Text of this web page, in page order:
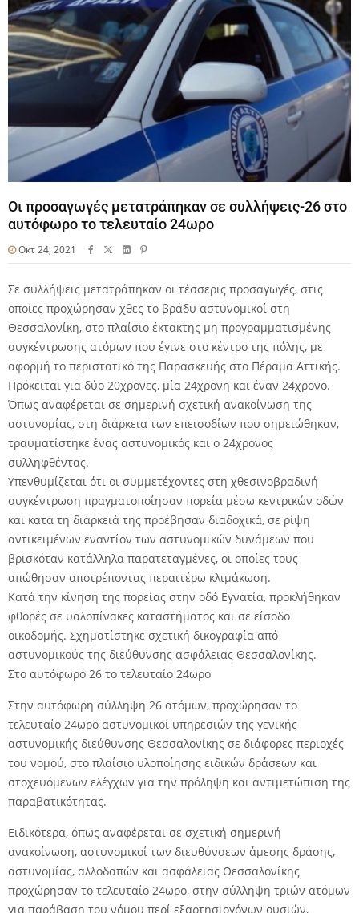
Οι προσαγωγές μετατράπηκαν σε συλλήψεις-26 στο
αυτόφωρο το τελευταίο 24ωρο
Οκτ 24, 2021
Σε συλλήψεις μετατράπηκαν οι τέσσερις προσαγωγές, στις
οποίες προχώρησαν χθες το βράδυ αστυνομικοί στη
Θεσσαλονίκη, στο πλαίσιο έκτακτης μη προγραμματισμένης
συγκέντρωσης ατόμων που έγινε στο κέντρο της πόλης, με
αφορμή το περιστατικό της Παρασκευής στο Πέραμα Αττικής.
Πρόκειται για δύο 20χρονες, μία 24χρονη και έναν 24χρονο.
Όπως αναφέρεται σε σημερινή σχετική ανακοίνωση της
αστυνομίας, στη διάρκεια των επεισοδίων που σημειώθηκαν,
τραυματίστηκε ένας αστυνομικός και ο 24χρονος
συλληφθέντας.
Υπενθυμίζεται ότι οι συμμετέχοντες στη χθεσινοβραδινή
συγκέντρωση πραγματοποίησαν πορεία μέσω κεντρικών οδών
και κατά τη διάρκειά της προέβησαν διαδοχικά, σε ρίψη
αντικειμένων εναντίον των αστυνομικών δυνάμεων που
βρισκόταν κατάλληλα παρατεταγμένες, οι οποίες τους
απώθησαν αποτρέποντας περαιτέρω κλιμάκωση.
Κατά την κίνηση της πορείας στην οδό Εγνατία, προκλήθηκαν
φθορές σε υαλοπίνακες καταστήματος και σε είσοδο
οικοδομής. Σχηματίστηκε σχετική δικογραφία από
αστυνομικούς της διεύθυνσης ασφάλειας Θεσσαλονίκης.
Στο αυτόφωρο 26 το τελευταίο 24ωρο
Στην αυτόφωρη σύλληψη 26 ατόμων, προχώρησαν το
τελευταίο 24ωρο αστυνομικοί υπηρεσιών της γενικής
αστυνομικής διεύθυνσης Θεσσαλονίκης σε διάφορες περιοχές
του νομού, στο πλαίσιο υλοποίησης ειδικών δράσεων και
στοχευόμενων ελέγχων για την πρόληψη και αντιμετώπιση της
παραβατικότητας.
Ειδικότερα, όπως αναφέρεται σε σχετική σημερινή
ανακοίνωση, αστυνομικοί των διευθύνσεων άμεσης δράσης,
αστυνομίας, αλλοδαπών και ασφάλειας Θεσσαλονίκης
προχώρησαν το τελευταίο 24ωρο, στην σύλληψη τριών ατόμων
για παράβαση του νόμου περί εξαρτησιογόνων ουσιών,